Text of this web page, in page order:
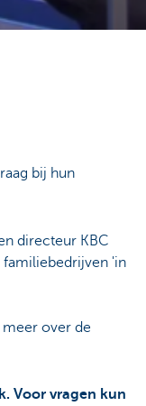
bij hun
directeur KBC
familiebedrijven 'in
meer over de
Voor vragen kun